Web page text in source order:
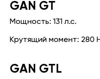
GАN GT
Мощность: 131 л.с.
Крутящий момент: 280
GАN GTL